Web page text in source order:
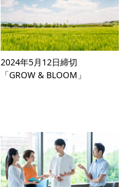
2024年5月12日締切
「GROW & BLOOM」